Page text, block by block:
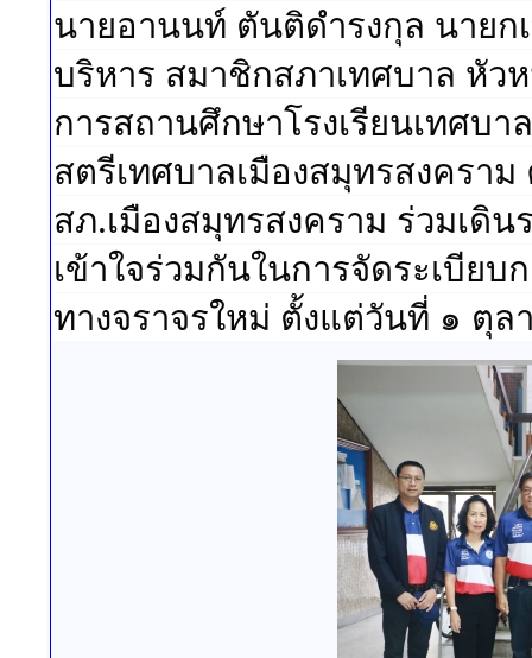
นายอานนท์ ตันติดำรงกุล นาย
บริหาร สมาชิกสภาเทศบาล หัว
การสถานศึกษาโรงเรียนเทศ
สตรีเทศบาลเมืองสมุทรสงครา
สภ.เมืองสมุทรสงคราม ร่วมเดิ
เข้าใจร่วมกันในการจัดระเบีย
ทางจราจรใหม่ ตั้งแต่วันที่ ๑ ตุ